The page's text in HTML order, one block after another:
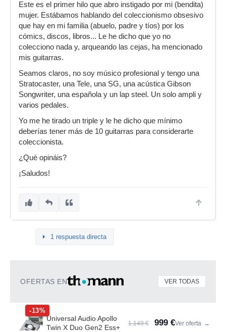
Este es el primer hilo que abro instigado por mi (bendita)
mujer. Estábamos hablando del coleccionismo obsesivo
que hay en mi familia (abuelo, padre y tíos) por los
cómics, discos, libros... Le he dicho que yo no
colecciono nada y, arqueando las cejas, ha mencionado
mis guitarras.
Seamos claros, no soy músico profesional y tengo una
Stratocaster, una Tele, una SG, una acústica Gibson
Songwriter, una española y un lap steel. Un solo ampli y
varios pedales.
Yo me he tirado un triple y le he dicho que mínimo
deberías tener más de 10 guitarras para considerarte
coleccionista.
¿Qué opináis?
¡Saludos!
1 respuesta directa
OFERTAS EN VER TODAS
-13%
Universal Audio Apollo
Twin X Duo Gen2 Ess+
1.149 € 999 €Ver oferta →